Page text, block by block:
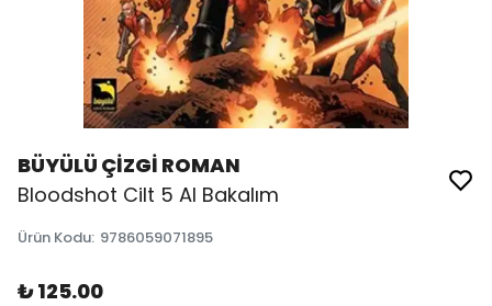
BÜYÜLÜ ÇİZGİ ROMAN
Bloodshot Cilt 5 Al Bakalım
Ürün Kodu: 9786059071895
₺ 125.00